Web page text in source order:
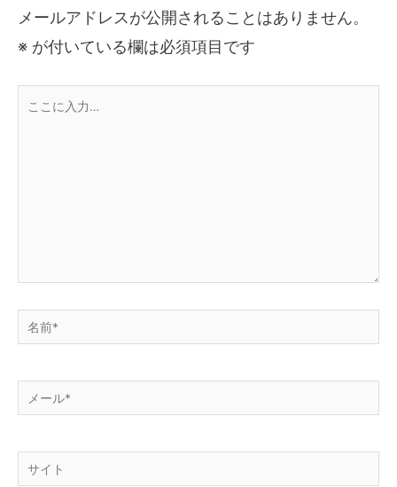
メールアドレスが公開されることはありません。
※ が付いている欄は必須項目です